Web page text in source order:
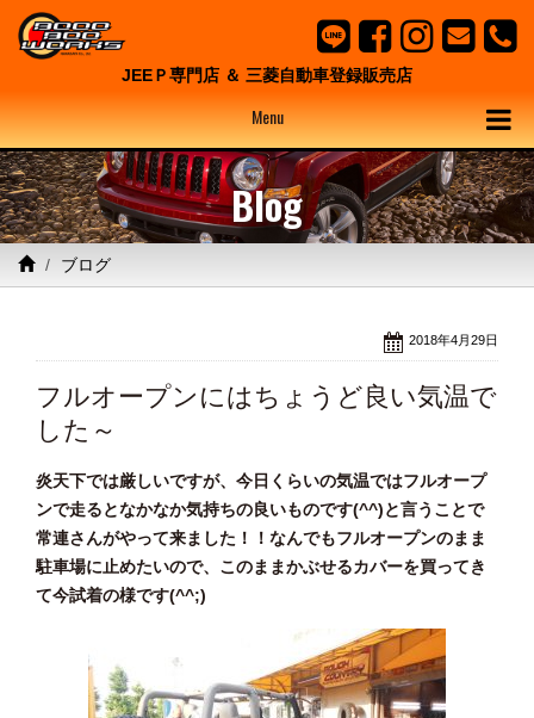
JEEＰ専門店 ＆ 三菱自動車登録販売店
Menu
Blog
ブログ
2018年4月29日
フルオープンにはちょうど良い気温で
した～
炎天下では厳しいですが、今日くらいの気温ではフルオープ
ンで走るとなかなか気持ちの良いものです(^^)と言うことで
常連さんがやって来ました！！なんでもフルオープンのまま
駐車場に止めたいので、このままかぶせるカバーを買ってき
て今試着の様です(^^;)